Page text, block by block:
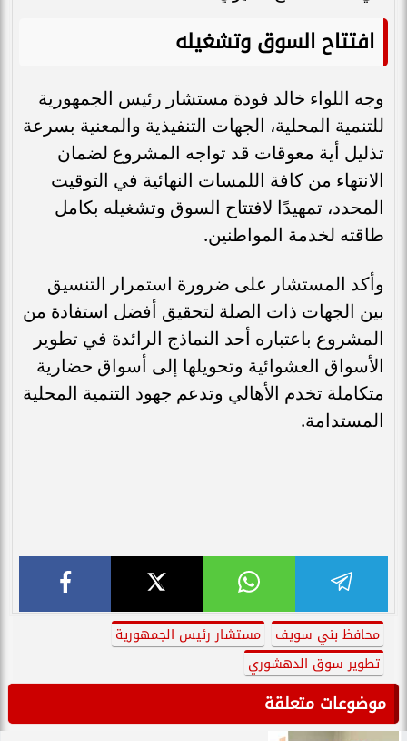
افتتاح السوق وتشغيله
وجه اللواء خالد فودة مستشار رئيس الجمهورية
للتنمية المحلية، الجهات التنفيذية والمعنية بسرعة
تذليل أية معوقات قد تواجه المشروع لضمان
الانتهاء من كافة اللمسات النهائية في التوقيت
المحدد، تمهيدًا لافتتاح السوق وتشغيله بكامل
طاقته لخدمة المواطنين.
وأكد المستشار على ضرورة استمرار التنسيق
بين الجهات ذات الصلة لتحقيق أفضل استفادة من
المشروع باعتباره أحد النماذج الرائدة في تطوير
الأسواق العشوائية وتحويلها إلى أسواق حضارية
متكاملة تخدم الأهالي وتدعم جهود التنمية المحلية
المستدامة.
محافظ بني سويف
مستشار رئيس الجمهورية
تطوير سوق الدهشوري
موضوعات متعلقة